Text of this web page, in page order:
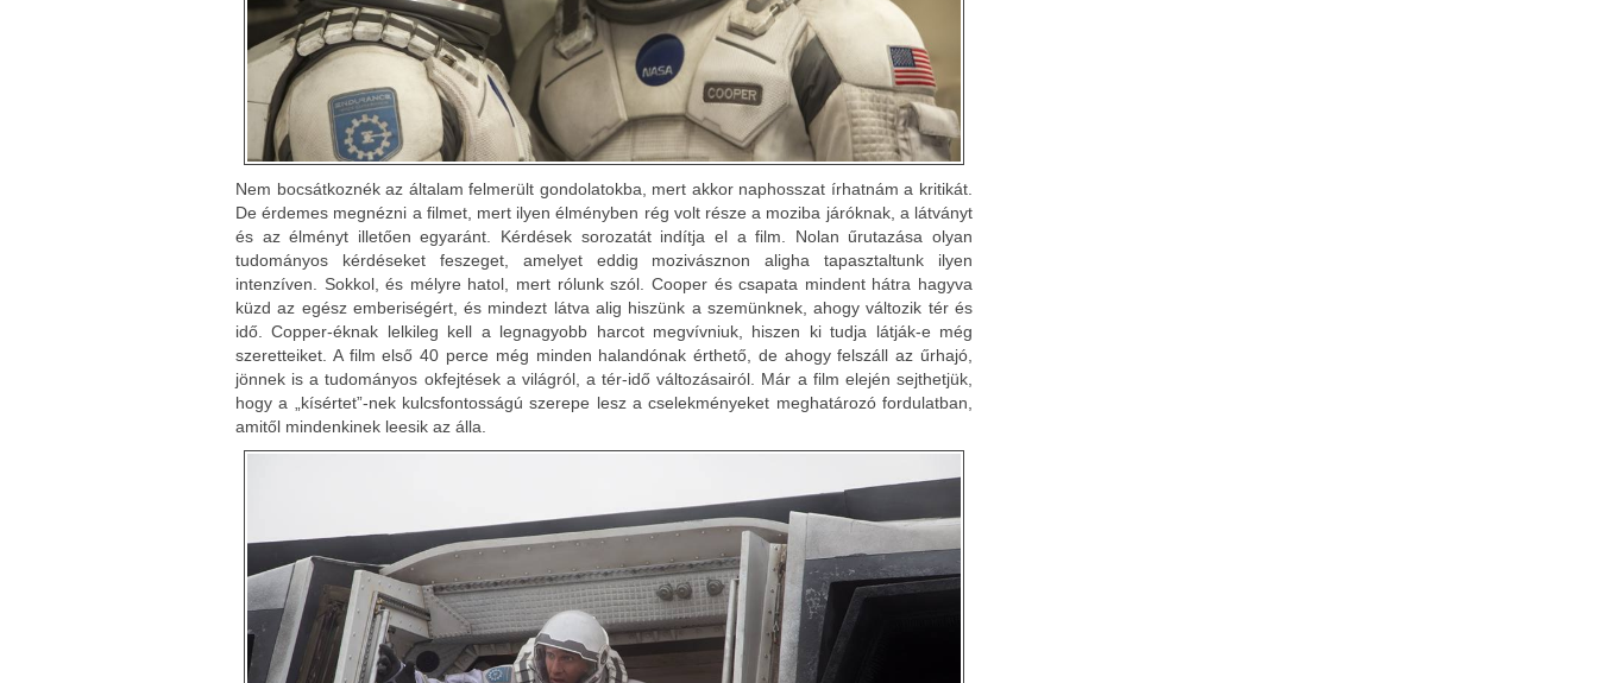
Nem bocsátkoznék az általam felmerült gondolatokba, mert akkor naphosszat írhatnám a kritikát.
De érdemes megnézni a filmet, mert ilyen élményben rég volt része a moziba járóknak, a látványt
és az élményt illetően egyaránt. Kérdések sorozatát indítja el a film. Nolan űrutazása olyan
tudományos kérdéseket feszeget, amelyet eddig mozivásznon aligha tapasztaltunk ilyen
intenzíven. Sokkol, és mélyre hatol, mert rólunk szól. Cooper és csapata mindent hátra hagyva
küzd az egész emberiségért, és mindezt látva alig hiszünk a szemünknek, ahogy változik tér és
idő. Copper-éknak lelkileg kell a legnagyobb harcot megvívniuk, hiszen ki tudja látják-e még
szeretteiket. A film első 40 perce még minden halandónak érthető, de ahogy felszáll az űrhajó,
jönnek is a tudományos okfejtések a világról, a tér-idő változásairól. Már a film elején sejthetjük,
hogy a „kísértet”-nek kulcsfontosságú szerepe lesz a cselekményeket meghatározó fordulatban,
amitől mindenkinek leesik az álla.